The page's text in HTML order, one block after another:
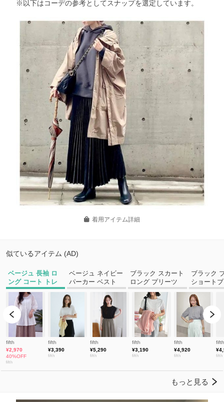
※以下はコーデの参考としてスナップを選定しています。
着用アイテム詳細